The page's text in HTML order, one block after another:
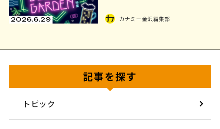
2026.6.29 カナミー金沢編集部
記事を探す
トピック